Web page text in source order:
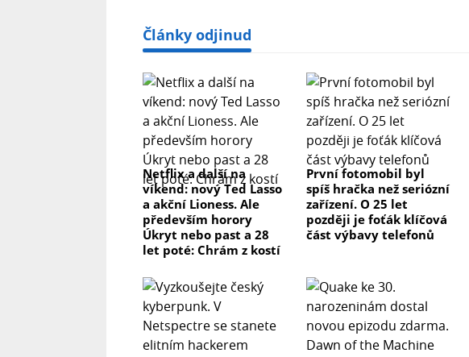
Články odjinud
Netflix a další na
víkend: nový Ted Lasso
a akční Lioness. Ale
především horory
Úkryt nebo past a 28
let poté: Chrám z kostí
První fotomobil byl
spíš hračka než seriózní
zařízení. O 25 let
později je foťák klíčová
část výbavy telefonů